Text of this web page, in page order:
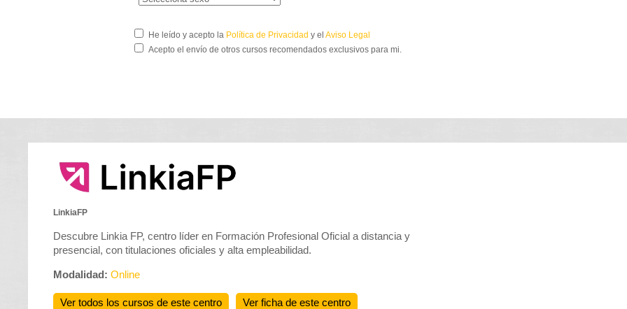
He leído y acepto la Política de Privacidad y elAviso Legal
Acepto el envío de otros cursos recomendados exclusivos para mi.
LinkiaFP
Descubre Linkia FP, centro líder en Formación Profesional Oficial a distancia y
presencial, con titulaciones oficiales y alta empleabilidad.
Modalidad:Online
Ver todos los cursos de este centro Ver ficha de este centro